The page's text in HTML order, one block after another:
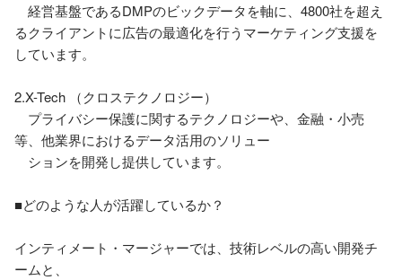
経営基盤であるDMPのビックデータを軸に、4800社を超え
るクライアントに広告の最適化を行うマーケティング支援を
しています。
2.X-Tech （クロステクノロジー）
プライバシー保護に関するテクノロジーや、金融・小売
等、他業界におけるデータ活用のソリュー
ションを開発し提供しています。
■どのような人が活躍しているか？
インティメート・マージャーでは、技術レベルの高い開発チ
ームと、